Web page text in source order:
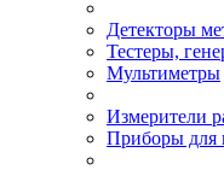
Детекторы
Тестеры,
Мультиметры
Измерители
Приборы для